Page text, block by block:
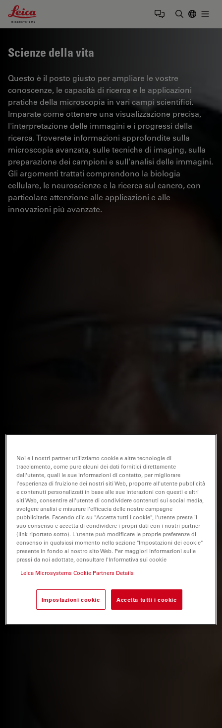
Leica Microsystems Logo
Scienze della vita
Questo è il posto giusto per ampliare le vostre
conoscenze, le capacità di ricerca e le applicazioni
pratiche della microscopia in vari campi scientifici.
Imparate come ottenere una visualizzazione precisa,
l'interpretazione delle immagini e i progressi della
ricerca. Troverete informazioni approfondite sulla
microscopia avanzata, sulle tecniche di imaging, sulla
preparazione dei campioni e sull'analisi delle immagini.
Gli argomenti trattati comprendono la biologia
cellulare, le neuroscienze e la ricerca sul cancro, con
particolare attenzione alle applicazioni e alle
innovazioni più avanzate.
Noi e i nostri partner utilizziamo cookie e altre tecnologie di
tracciamento, come pure alcuni dei dati fornitici direttamente
dall'utente, quali le sue informazioni di contatto, per migliorare
l'esperienza di fruizione dei nostri siti Web, proporre all'utente pubblicità
e contenuti personalizzati in base alle sue interazioni con questi e altri
siti Web, consentire all'utente di condividere contenuti sui social media,
svolgere analisi e misurare l'efficacia delle nostre campagne
pubblicitarie. Facendo clic su "Accetta tutti i cookie", l'utente presta il
suo consenso e accetta di condividere i propri dati con i nostri partner
(link riportato sotto). L'utente può modificare le proprie preferenze di
consenso in qualsiasi momento nella sezione "Impostazioni dei cookie"
presente in fondo al nostro sito Web. Per maggiori informazioni sulle
prassi da noi adottate, consultare l'Informativa sui cookie
Leica Microsystems Cookie Partners Details
Impostazioni cookie Accetta tutti i cookie